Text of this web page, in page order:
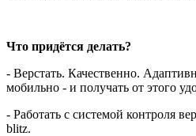
Что придётся делать?
- Верстать. Качественно.
мобильно - и получать от этого
- Работать с системой контроля
blitz.